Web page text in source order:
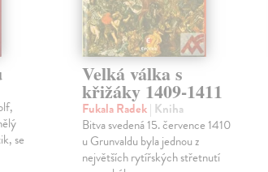
se
Velká válka s
křižáky 1409-1411
Fukala Radek| Kniha
Bitva svedená 15. července 1410
u Grunvaldu byla jednou z
největších rytířských střetnutí